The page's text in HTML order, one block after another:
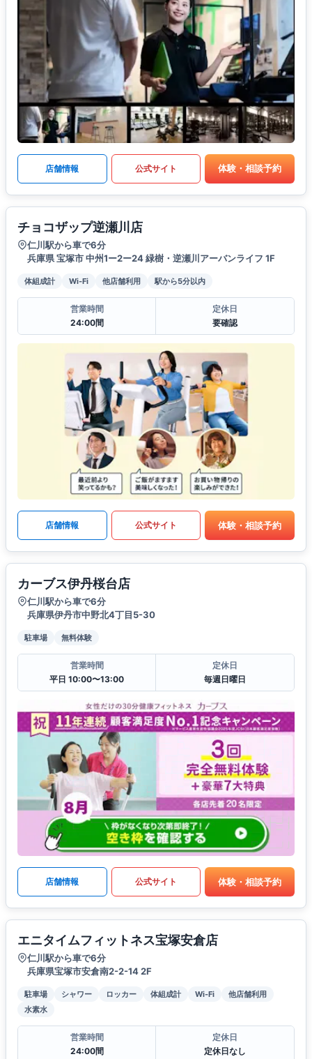
店舗情報 公式サイト 体験・相談予約
チョコザップ逆瀬川店
仁川駅から車で6分
兵庫県 宝塚市 中州1ー2ー24 緑樹・逆瀬川アーバンライフ 1F
体組成計 Wi-Fi 他店舗利用 駅から5分以内
営業時間
24:00間
定休日
要確認
店舗情報 公式サイト 体験・相談予約
カーブス伊丹桜台店
仁川駅から車で6分
兵庫県伊丹市中野北4丁目5-30
駐車場 無料体験
営業時間
平日 10:00〜13:00
定休日
毎週日曜日
店舗情報 公式サイト 体験・相談予約
エニタイムフィットネス宝塚安倉店
仁川駅から車で6分
兵庫県宝塚市安倉南2-2-14 2F
駐車場 シャワー ロッカー 体組成計 Wi-Fi
他店舗利用
水素水
営業時間
24:00間
定休日
定休日なし